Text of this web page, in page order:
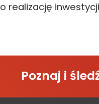
realizację
Poznaj i